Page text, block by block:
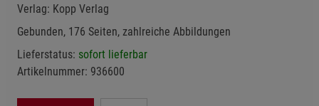
Verlag: Kopp Verlag
Gebunden, 176 Seiten, zahlreiche Abbildungen
Lieferstatus: sofort lieferbar
Artikelnummer: 936600